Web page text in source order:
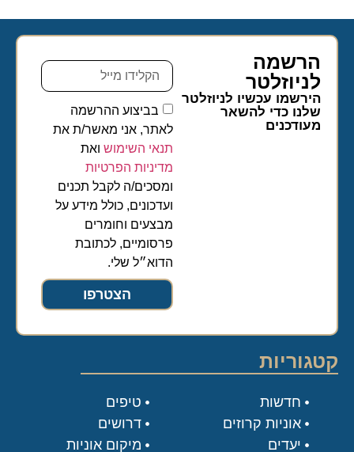
הרשמה
לניוזלטר​
הירשמו עכשיו לניוזלטר
שלנו כדי להשאר
מעודכנים
בביצוע ההרשמה
לאתר, אני מאשר/ת את
תנאי השימושואת
מדיניות הפרטיות
ומסכים/ה לקבל תכנים
ועדכונים, כולל מידע על
מבצעים וחומרים
פרסומיים, לכתובת
הדוא״ל שלי.
הצטרפו
קטגוריות
טיפים
דרושים
מיקום אוניות
חדשות
אוניות קרוזים
יעדים